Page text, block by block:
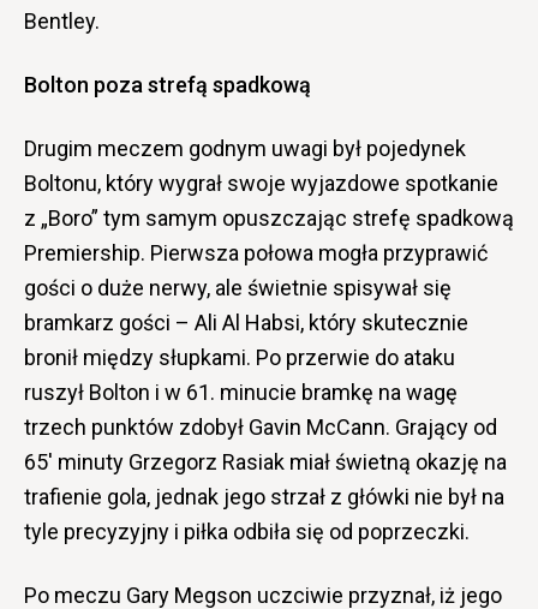
Bentley.
Bolton poza strefą spadkową
Drugim meczem godnym uwagi był pojedynek
Boltonu, który wygrał swoje wyjazdowe spotkanie
z „Boro” tym samym opuszczając strefę spadkową
Premiership. Pierwsza połowa mogła przyprawić
gości o duże nerwy, ale świetnie spisywał się
bramkarz gości – Ali Al Habsi, który skutecznie
bronił między słupkami. Po przerwie do ataku
ruszył Bolton i w 61. minucie bramkę na wagę
trzech punktów zdobył Gavin McCann. Grający od
65′ minuty Grzegorz Rasiak miał świetną okazję na
trafienie gola, jednak jego strzał z główki nie był na
tyle precyzyjny i piłka odbiła się od poprzeczki.
Po meczu Gary Megson uczciwie przyznał, iż jego